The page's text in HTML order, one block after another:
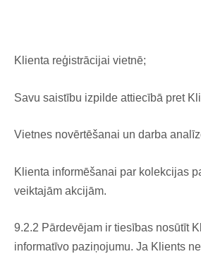
Klienta reģistrācijai vietnē;
Savu saistību izpilde attiecībā pret
Vietnes novērtēšanai un darba
Klienta informēšanai par kolekcijas
veiktajām akcijām.
9.2.2 Pārdevējam ir tiesības nosūtīt
informatīvo paziņojumu. Ja Klients